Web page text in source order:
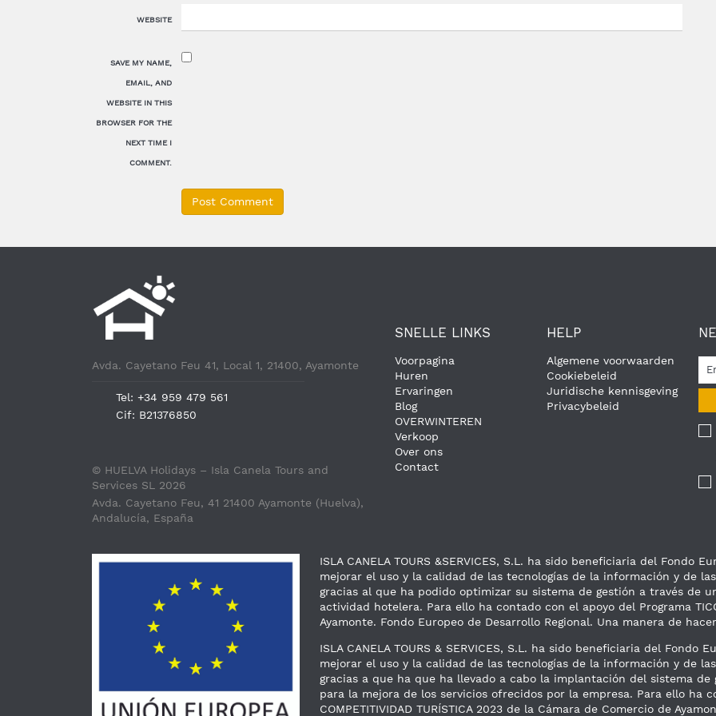
WEBSITE
SAVE MY NAME,
EMAIL, AND
WEBSITE IN THIS
BROWSER FOR THE
NEXT TIME I
COMMENT.
Avda. Cayetano Feu 41, Local 1, 21400, Ayamonte
Tel: +34 959 479 561
Cif: B21376850
© HUELVA Holidays – Isla Canela Tours and
Services SL 2026
Avda. Cayetano Feu, 41 21400 Ayamonte (Huelva),
Andalucía, España
SNELLE LINKS
Voorpagina
Huren
Ervaringen
Blog
OVERWINTEREN
Verkoop
Over ons
Contact
HELP
Algemene voorwaarden
Cookiebeleid
Juridische kennisgeving
Privacybeleid
ISLA CANELA TOURS &SERVICES, S.L. ha sido beneficiaria del Fondo
mejorar el uso y la calidad de las tecnologías de la información y de
gracias al que ha podido optimizar su sistema de gestión a través de
actividad hotelera. Para ello ha contado con el apoyo del Programa
Ayamonte. Fondo Europeo de Desarrollo Regional. Una manera de
ISLA CANELA TOURS & SERVICES, S.L. ha sido beneficiaria del Fondo
mejorar el uso y la calidad de las tecnologías de la información y de
gracias a que ha que ha llevado a cabo la implantación del sistema de
para la mejora de los servicios ofrecidos por la empresa. Para ello ha
COMPETITIVIDAD TURÍSTICA 2023 de la Cámara de Comercio de